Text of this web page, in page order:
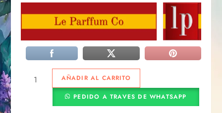
AÑADIR AL CARRITO
PEDIDO A TRAVES DE WHATSAPP